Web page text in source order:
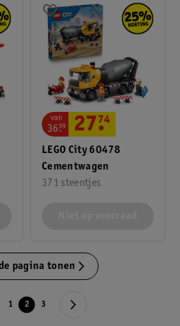
LEGO City 60478
Cementwagen
371 steentjes
van
36.
99 27.
74
pagina tonen
1 2 3